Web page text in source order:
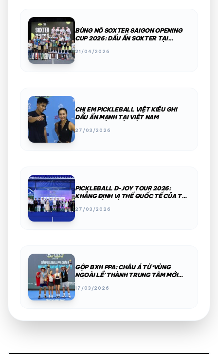
BÙNG NỔ SOXTER SAIGON OPENING
CUP 2026: DẤU ẤN SOXTER TẠI
21/04/2026
CHỊ EM PICKLEBALL VIỆT KIỀU GHI
DẤU ẤN MẠNH TẠI VIỆT NAM
27/03/2026
PICKLEBALL D-JOY TOUR 2026:
KHẲNG ĐỊNH VỊ THẾ QUỐC TẾ CỦA THỂ
27/03/2026
GỘP BXH PPA: CHÂU Á TỪ ‘VÙNG
NGOÀI LỀ’ THÀNH TRUNG TÂM MỚI
17/03/2026